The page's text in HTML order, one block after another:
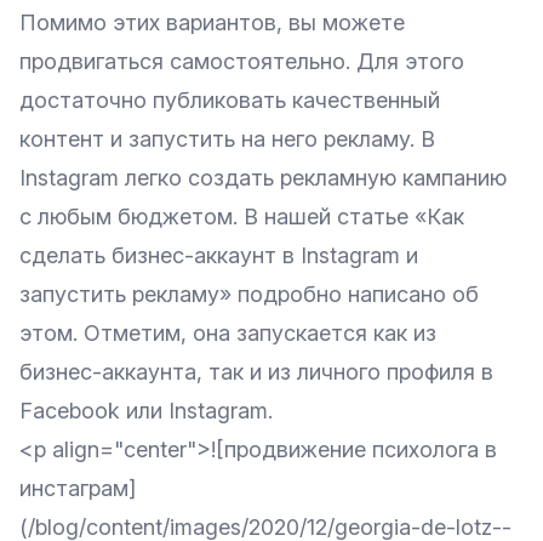
Помимо этих вариантов, вы можете
продвигаться самостоятельно. Для этого
достаточно публиковать качественный
контент и запустить на него рекламу. В
Instagram легко создать рекламную кампанию
с любым бюджетом. В нашей статье «Как
сделать бизнес-аккаунт в Instagram и
запустить рекламу» подробно написано об
этом. Отметим, она запускается как из
бизнес-аккаунта, так и из личного профиля в
Facebook или Instagram.
<p align="center">![продвижение психолога в
инстаграм]
(/blog/content/images/2020/12/georgia-de-lotz--